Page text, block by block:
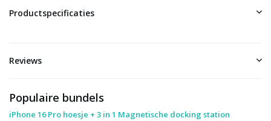
Productspecificaties
Reviews
Populaire bundels
iPhone 16 Pro hoesje + 3 in 1 Magnetische docking station